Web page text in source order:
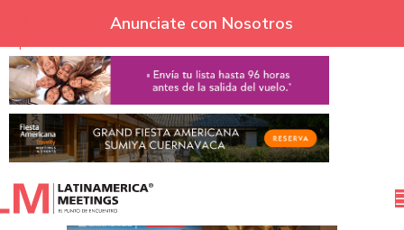
Skip to navigation
Skip to main content
Anunciate con Nosotros